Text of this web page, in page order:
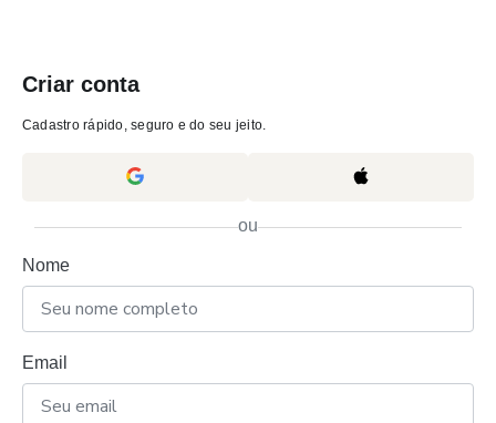
Criar conta
Cadastro rápido, seguro e do seu jeito.
ou
Nome
Email